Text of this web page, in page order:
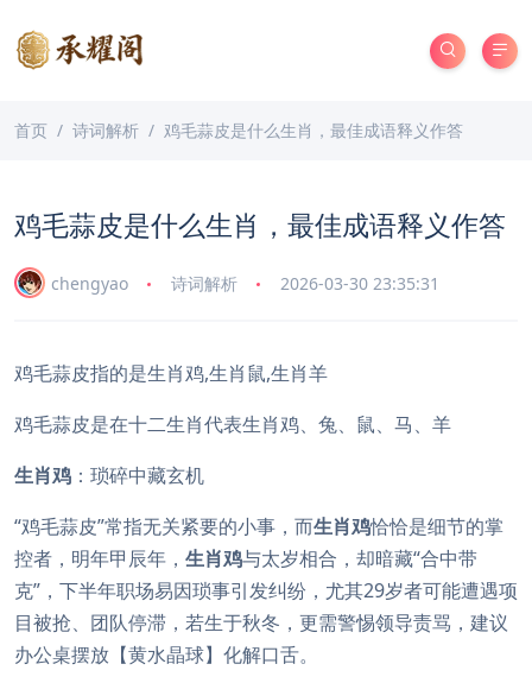
首页 诗词解析 鸡毛蒜皮是什么生肖，最佳成语释义作答
鸡毛蒜皮是什么生肖，最佳成语释义作答
chengyao 诗词解析 2026-03-30 23:35:31
鸡毛蒜皮指的是生肖鸡,生肖鼠,生肖羊
鸡毛蒜皮是在十二生肖代表生肖鸡、兔、鼠、马、羊
生肖鸡 ：琐碎中藏玄机
“鸡毛蒜皮”常指无关紧要的小事，而生肖鸡恰恰是细节的掌
控者，明年甲辰年， 生肖鸡与太岁相合，却暗藏“合中带
克”，下半年职场易因琐事引发纠纷，尤其29岁者可能遭遇项
目被抢、团队停滞，若生于秋冬，更需警惕领导责骂，建议
办公桌摆放【黄水晶球】化解口舌。